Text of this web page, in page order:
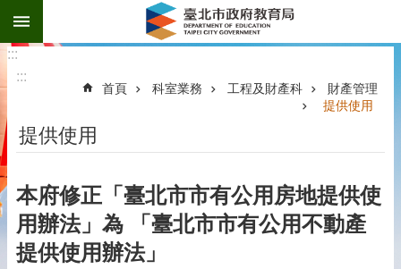
跳到主要內容區塊
:::
:::
首頁 科室業務 工程及財產科
財產管理
提供使用
提供使用
本府修正「臺北市市有公用房地提供使
用辦法」為 「臺北市市有公用不動產
提供使用辦法」